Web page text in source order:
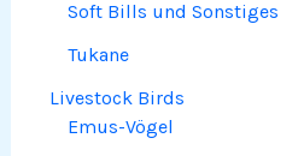
Soft Bills und Sonstiges
Tukane
Livestock Birds
Emus-Vögel